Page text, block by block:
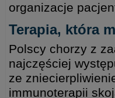
organizacje
Terapia, która
Polscy chorzy z
najczęściej
ze
immunoterapii